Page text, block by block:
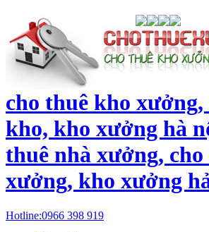
cho thuê kho xưởng,
kho, kho xưởng hà
thuê nhà xưởng,
xưởng, kho xưởng
Hotline:0966 398 919